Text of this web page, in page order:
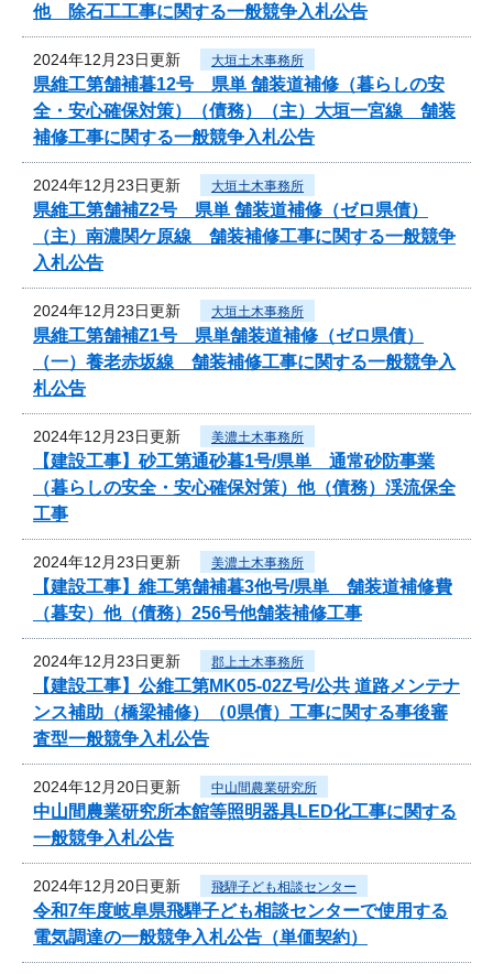
他 除石工工事に関する一般競争入札公告
2024年12月23日更新 大垣土木事務所
県維工第舗補暮12号 県単 舗装道補修（暮らしの安
全・安心確保対策）（債務）（主）大垣一宮線 舗装
補修工事に関する一般競争入札公告
2024年12月23日更新 大垣土木事務所
県維工第舗補Z2号 県単 舗装道補修（ゼロ県債）
（主）南濃関ケ原線 舗装補修工事に関する一般競争
入札公告
2024年12月23日更新 大垣土木事務所
県維工第舗補Z1号 県単舗装道補修（ゼロ県債）
（一）養老赤坂線 舗装補修工事に関する一般競争入
札公告
2024年12月23日更新 美濃土木事務所
【建設工事】砂工第通砂暮1号/県単 通常砂防事業
（暮らしの安全・安心確保対策）他（債務）渓流保全
工事
2024年12月23日更新 美濃土木事務所
【建設工事】維工第舗補暮3他号/県単 舗装道補修費
（暮安）他（債務）256号他舗装補修工事
2024年12月23日更新 郡上土木事務所
【建設工事】公維工第MK05-02Z号/公共 道路メンテナ
ンス補助（橋梁補修）（0県債）工事に関する事後審
査型一般競争入札公告
2024年12月20日更新 中山間農業研究所
中山間農業研究所本館等照明器具LED化工事に関する
一般競争入札公告
2024年12月20日更新 飛騨子ども相談センター
令和7年度岐阜県飛騨子ども相談センターで使用する
電気調達の一般競争入札公告（単価契約）